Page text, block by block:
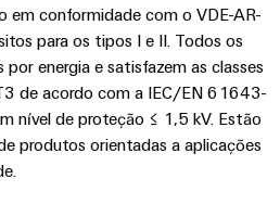
em conformidade com o VDE-AR-
para os tipos I e II. Todos os
energia e satisfazem as classes
de acordo com a IEC/EN 61643-
nível de proteção ≤ 1,5 kV. Estão
produtos orientadas a aplicações